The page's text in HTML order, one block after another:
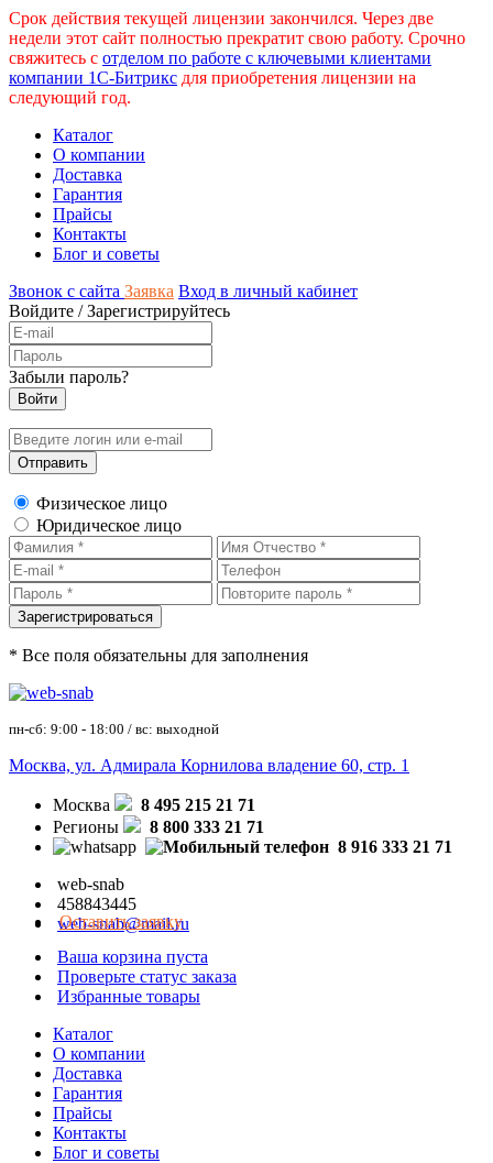
Срок действия текущей лицензии закончился. Через две
недели этот сайт полностью прекратит свою работу. Срочно
свяжитесь с отделом по работе с ключевыми клиентами
компании 1С-Битрикс для приобретения лицензии на
следующий год.
Каталог
О компании
Доставка
Гарантия
Прайсы
Контакты
Блог и советы
Звонок с сайта Заявка Вход в личный кабинет
Войдите /Зарегистрируйтесь
Забыли пароль?
Физическое лицо
Юридическое лицо
* Все поля обязательны для заполнения
пн-сб: 9:00 - 18:00 / вс: выходной
Москва, ул. Адмирала Корнилова владение 60, стр. 1
Москва
8 495 215 21 71
Регионы
8 800 333 21 71
8 916 333 21 71
web-snab
458843445
web-snab@mail.ru
Оставить заявку
Ваша корзина пуста
Проверьте статус заказа
Избранные товары
Каталог
О компании
Доставка
Гарантия
Прайсы
Контакты
Блог и советы